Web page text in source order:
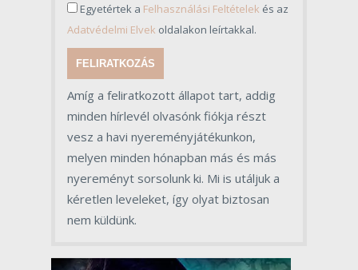
Egyetértek a Felhasználási Feltételek és az
Adatvédelmi Elvek oldalakon leírtakkal.
FELIRATKOZÁS
Amíg a feliratkozott állapot tart, addig
minden hírlevél olvasónk fiókja részt
vesz a havi nyereményjátékunkon,
melyen minden hónapban más és más
nyereményt sorsolunk ki. Mi is utáljuk a
kéretlen leveleket, így olyat biztosan
nem küldünk.